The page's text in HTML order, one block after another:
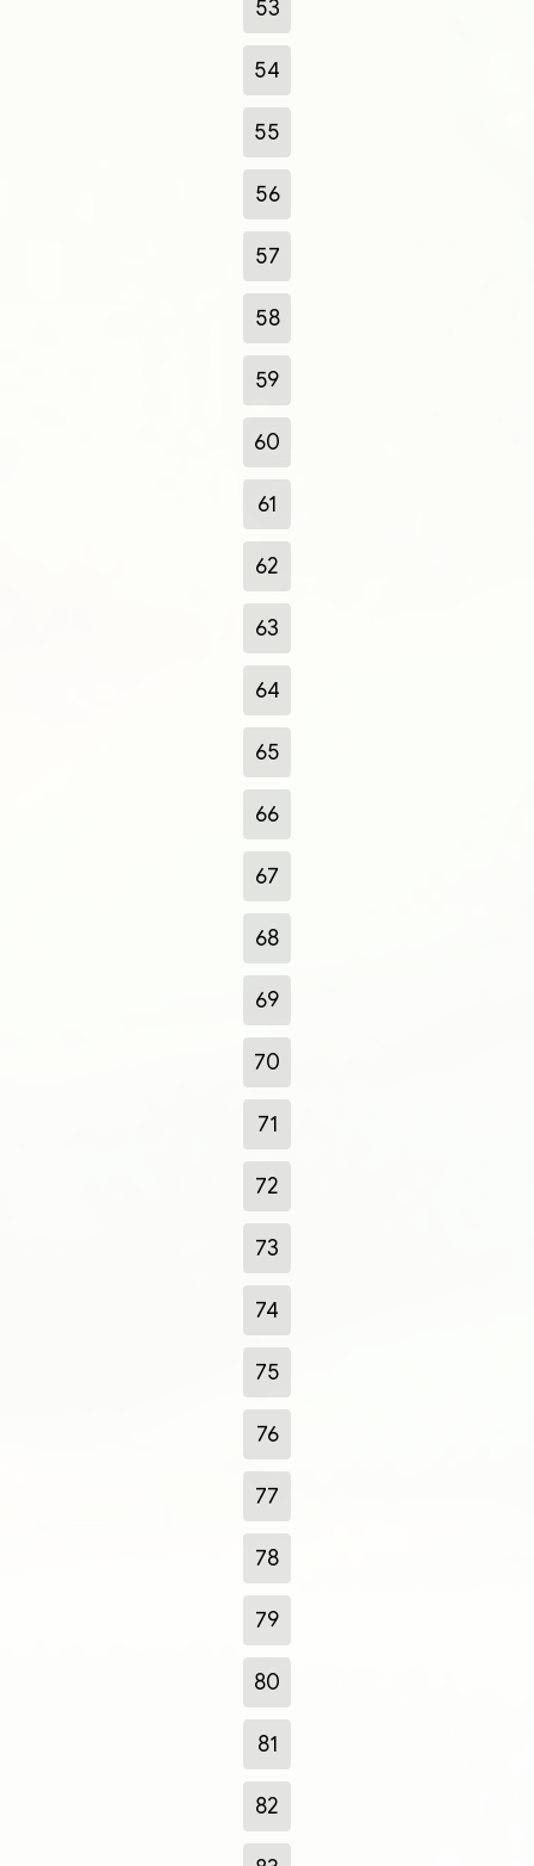
53
54
55
56
57
58
59
60
61
62
63
64
65
66
67
68
69
70
71
72
73
74
75
76
77
78
79
80
81
82